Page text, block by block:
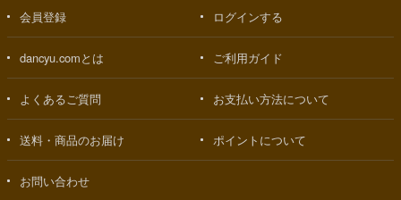
会員登録 ログインする
dancyu.comとは ご利用ガイド
よくあるご質問 お支払い方法について
送料・商品のお届け ポイントについて
お問い合わせ